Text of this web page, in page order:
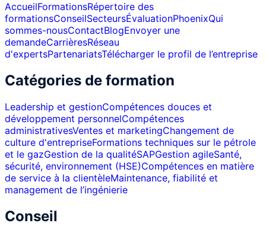
AccueilFormationsRépertoire des
formationsConseilSecteursÉvaluationPhoenixQui
sommes-nousContactBlogEnvoyer une
demandeCarrièresRéseau
d'expertsPartenariatsTélécharger le profil de l’entreprise
Catégories de formation
Leadership et gestionCompétences douces et
développement personnelCompétences
administrativesVentes et marketingChangement de
culture d'entrepriseFormations techniques sur le pétrole
et le gazGestion de la qualitéSAPGestion agileSanté,
sécurité, environnement (HSE)Compétences en matière
de service à la clientèleMaintenance, fiabilité et
management de l’ingénierie
Conseil